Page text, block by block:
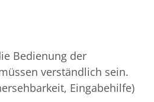
Bedienung der
verständlich sein.
Eingabehilfe)